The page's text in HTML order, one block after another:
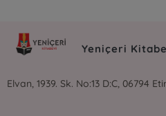
Yeniçeri
Elvan, 1939. Sk. No:13 D:C, 06794